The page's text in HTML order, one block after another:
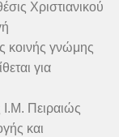
Χριστιανικού
κοινής γνώμης
για
Ι.Μ. Πειραιώς
και